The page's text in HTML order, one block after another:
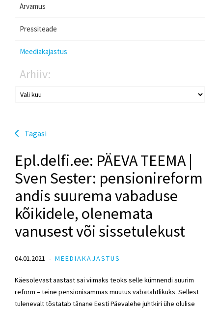
Arvamus
Pressiteade
Meediakajastus
Arhiiv:
Tagasi
Epl.delfi.ee: PÄEVA TEEMA |
Sven Sester: pensionireform
andis suurema vabaduse
kõikidele, olenemata
vanusest või sissetulekust
04.01.2021 MEEDIAKAJASTUS
Käesolevast aastast sai viimaks teoks selle kümnendi suurim
reform – teine pensionisammas muutus vabatahtlikuks. Sellest
tulenevalt tõstatab tänane Eesti Päevalehe juhtkiri ühe olulise